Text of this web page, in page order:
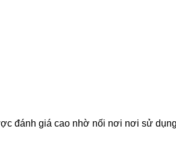
đánh giá cao nhờ nối nơi nơi sử